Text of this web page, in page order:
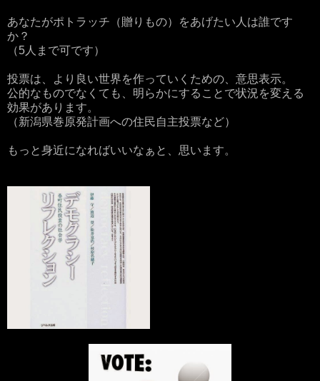
あなたがポトラッチ（贈りもの）をあげたい人は誰です
か？
（5人まで可です）
投票は、より良い世界を作っていくための、意思表示。
公的なものでなくても、明らかにすることで状況を変える
効果があります。
（新潟県巻原発計画への住民自主投票など）
もっと身近になればいいなぁと、思います。